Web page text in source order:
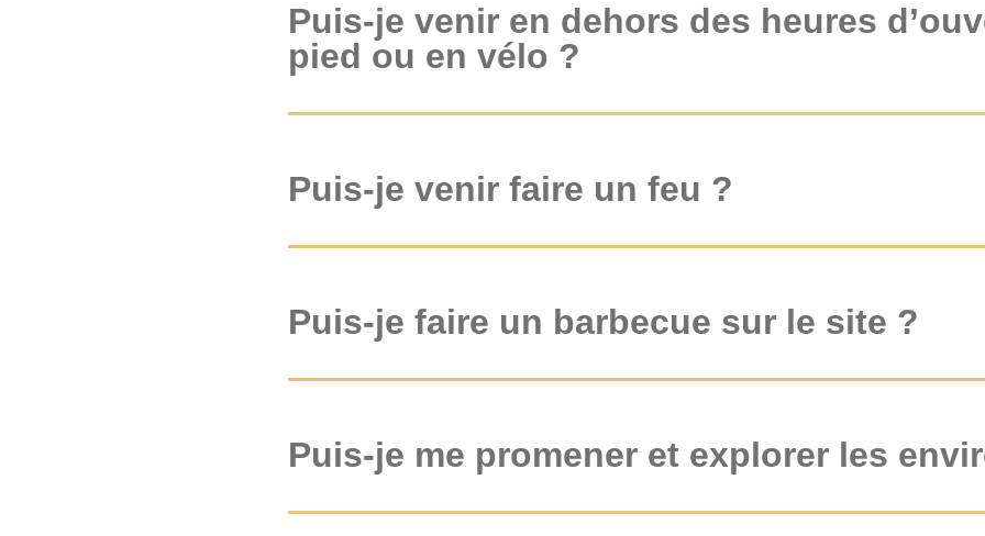
Puis-je venir en dehors des heures
pied ou en vélo ?
Puis-je venir faire un feu ?
Puis-je faire un barbecue sur le site ?
Puis-je me promener et explorer les